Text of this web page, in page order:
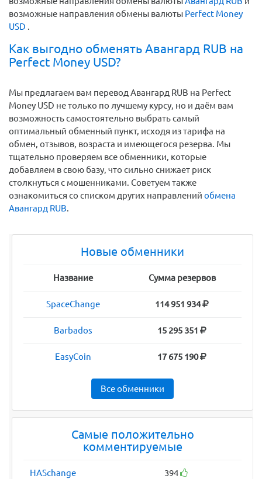
возможные направления обмены валюты Perfect Money
USD .
Как выгодно обменять Авангард RUB на
Perfect Money USD?
Мы предлагаем вам перевод Авангард RUB на Perfect
Money USD не только по лучшему курсу, но и даём вам
возможность самостоятельно выбрать самый
оптимальный обменный пункт, исходя из тарифа на
обмен, отзывов, возраста и имеющегося резерва. Мы
тщательно проверяем все обменники, которые
добавляем в свою базу, что сильно снижает риск
столкнуться с мошенниками. Советуем также
ознакомиться со списком других направлений обмена
Авангард RUB.
Новые обменники
Название Сумма резервов
SpaceChange 114 951 934
Barbados 15 295 351
EasyCoin 17 675 190
Все обменники
Самые положительно
комментируемые
HASchange 394